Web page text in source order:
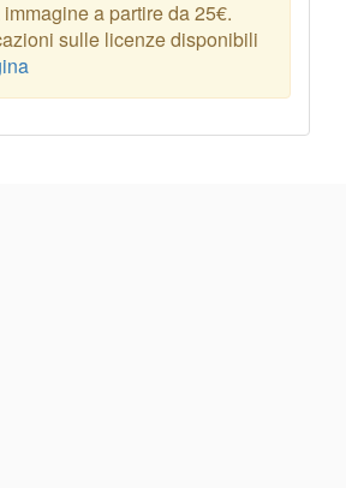
a partire da 25€.
sulle licenze disponibili